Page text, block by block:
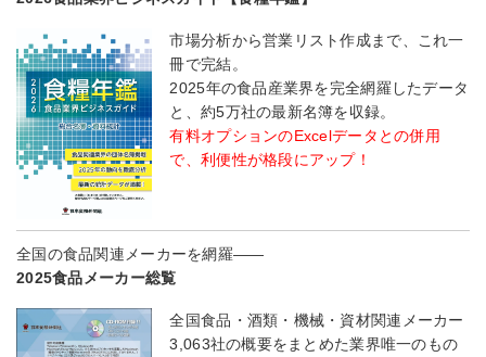
市場分析から営業リスト作成まで、これ一
冊で完結。
2025年の食品産業界を完全網羅したデータ
と、約5万社の最新名簿を収録。
有料オプションのExcelデータとの併用
で、利便性が格段にアップ！
全国の食品関連メーカーを網羅――
2025食品メーカー総覧
全国食品・酒類・機械・資材関連メーカー
3,063社の概要をまとめた業界唯一のもの